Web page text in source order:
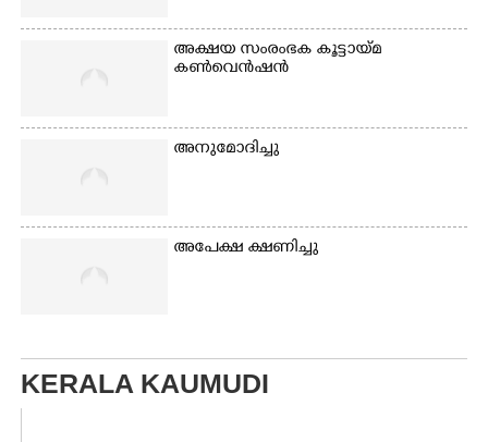
അക്ഷയ സംരംഭക കൂട്ടായ്മ
കൺവെൻഷൻ
അനുമോദിച്ചു
അപേക്ഷ ക്ഷണിച്ചു
KERALA KAUMUDI